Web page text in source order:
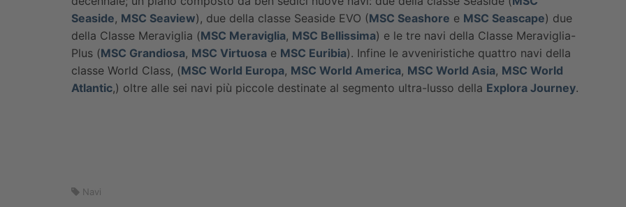
Seaside, MSC Seaview), due della classe Seaside EVO (MSC Seashore e MSC Seascape) due
della Classe Meraviglia (MSC Meraviglia, MSC Bellissima) e le tre navi della Classe Meraviglia-
Plus (MSC Grandiosa, MSC Virtuosa e MSC Euribia). Infine le avveniristiche quattro navi della
classe World Class, (MSC World Europa, MSC World America, MSC World Asia, MSC World
Atlantic,) oltre alle sei navi più piccole destinate al segmento ultra-lusso della Explora Journey.
Navi